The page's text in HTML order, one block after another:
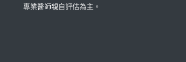
專業醫師親自評估為主。